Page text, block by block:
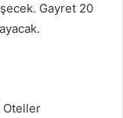
Gayret 20
Oteller